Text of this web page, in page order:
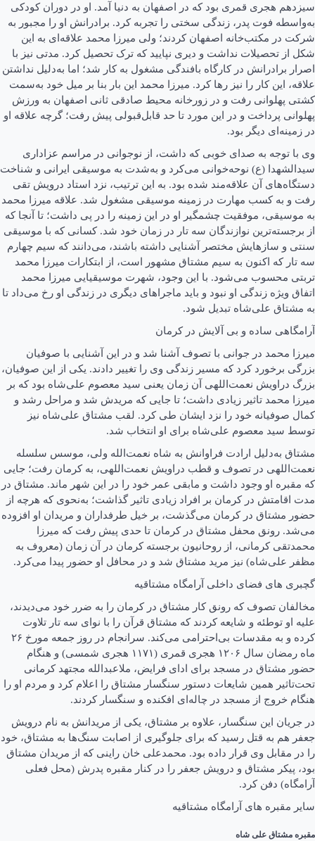
سیزدهم هجری قمری بود که در اصفهان به دنیا آمد. او در دوران کودکی
به‌واسطه‌ فوت پدر، زندگی سختی را تجربه کرد. برادرانش او را مجبور به
شرکت در مکتب‌خانه‌ اصفهان کردند؛ ولی میرزا محمد علاقه‌ای به این
شکل از تحصیلات نداشت و دیری نپایید که ترک تحصیل کرد. مدتی نیز با
اصرار برادرانش در کارگاه بافندگی مشغول به کار شد؛ اما به‌دلیل نداشتن
علاقه، این کار را نیز رها کرد. میرزا محمد این بار بنا بر میل خود به‌سمت
کشتی پهلوانی رفت و در زورخانه‌ محیط صادقی ثانی اصفهان به ورزش
پهلوانی پرداخت و در این مورد تا حد قابل‌قبولی پیش رفت؛ گرچه علاقه‌ او
در زمینه‌ای دیگر بود.
وی با توجه به صدای خوبی که داشت، از نوجوانی در مراسم عزاداری
سیدالشهدا (ع) نوحه‌خوانی می‌کرد و به‌شدت به موسیقی ایرانی و شناخت
دستگاه‌های آن علاقه‌مند شده بود. به این ترتیب، نزد استاد درویش تقی
رفت و به کسب مهارت در زمینه‌ موسیقی مشغول شد. علاقه‌ میرزا محمد
به موسیقی، موفقیت چشمگیر او در این زمینه را در پی داشت؛ تا آنجا که
از برجسته‌ترین نوازندگان سه ‌تار در زمان خود شد. کسانی که با موسیقی
سنتی و سازهایش مختصر آشنایی داشته باشند، می‌دانند که سیم چهارم
سه‌ تار که اکنون به سیم مشتاق مشهور است، از ابتکارات میرزا محمد
تربتی محسوب می‌شود. با این وجود، شهرت موسیقیایی میرزا محمد
اتفاق ویژه‌ زندگی او نبود و باید ماجراهای دیگری در زندگی او رخ می‌داد تا
به مشتاق علی‌شاه تبدیل شود.
آرامگاهی ساده و بی آلایش در کرمان
میرزا محمد در جوانی با تصوف آشنا شد و در این آشنایی با صوفیان
بزرگی برخورد کرد که مسیر زندگی وی را تغییر دادند. یکی از این صوفیان،
بزرگ دراویش نعمت‌اللهی آن زمان یعنی سید معصوم علی‌شاه بود که بر
میرزا محمد تاثیر زیادی داشت؛ تا جایی که مریدش شد و مراحل رشد و
کمال صوفیانه‌ خود را نزد ایشان طی کرد. لقب مشتاق علی‌شاه نیز
توسط سید معصوم علی‌شاه برای او انتخاب شد.
مشتاق به‌دلیل ارادت فراوانش به شاه نعمت‌الله ولی، موسس سلسله‌
نعمت‌اللهی در تصوف و قطب دراویش نعمت‌اللهی، به کرمان رفت؛ جایی
که مقبره او وجود داشت و مابقی عمر خود را در این شهر ماند. مشتاق در
مدت اقامتش در کرمان بر افراد زیادی تاثیر گذاشت؛ به‌نحوی که هرچه از
حضور مشتاق در کرمان می‌گذشت، بر خیل طرفداران و مریدان او افزوده
می‌شد. رونق محفل مشتاق در کرمان تا حدی پیش رفت که میرزا
محمدتقی کرمانی، از روحانیون برجسته‌ کرمان در آن زمان (معروف به
مظفر علی‌شاه) نیز مرید مشتاق شد و در محافل او حضور پیدا می‌کرد.
گچبری های فضای داخلی آرامگاه مشتاقیه
مخالفان تصوف که رونق کار مشتاق در کرمان را به ضرر خود می‌دیدند،
علیه او توطئه و شایعه کردند که مشتاق قرآن را با نوای سه‌ تار تلاوت
کرده و به مقدسات بی‌احترامی می‌کند. سرانجام در روز جمعه مورخ ۲۶
ماه رمضان سال ۱۲۰۶ هجری قمری (۱۱۷۱ هجری شمسی) و هنگام
حضور مشتاق در مسجد برای ادای فرایض، ملاعبدالله مجتهد کرمانی
تحت‌تاثیر همین شایعات دستور سنگسار مشتاق را اعلام کرد و مردم او را
هنگام خروج از مسجد در چاله‌ای افکنده و سنگسار کردند.
در جریان این سنگسار، علاوه بر مشتاق، یکی از مریدانش به نام درویش
جعفر هم به قتل رسید که برای جلوگیری از اصابت سنگ‌ها به مشتاق، خود
را در مقابل وی قرار داده بود. محمدعلی خان راینی که از مریدان مشتاق
بود، پیکر مشتاق و درویش جعفر را در کنار مقبره‌ پدرش (محل فعلی
آرامگاه) دفن کرد.
سایر مقبره های آرامگاه مشتاقیه
مقبره مشتاق علی شاه